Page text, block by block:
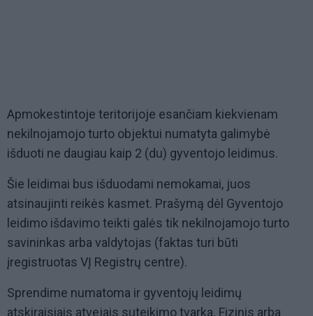
Apmokestintoje teritorijoje esančiam kiekvienam
nekilnojamojo turto objektui numatyta galimybė
išduoti ne daugiau kaip 2 (du) gyventojo leidimus.
Šie leidimai bus išduodami nemokamai, juos
atsinaujinti reikės kasmet. Prašymą dėl Gyventojo
leidimo išdavimo teikti galės tik nekilnojamojo turto
savininkas arba valdytojas (faktas turi būti
įregistruotas VĮ Registrų centre).
Sprendime numatoma ir gyventojų leidimų
atskiraisiais atvejais suteikimo tvarka. Fizinis arba